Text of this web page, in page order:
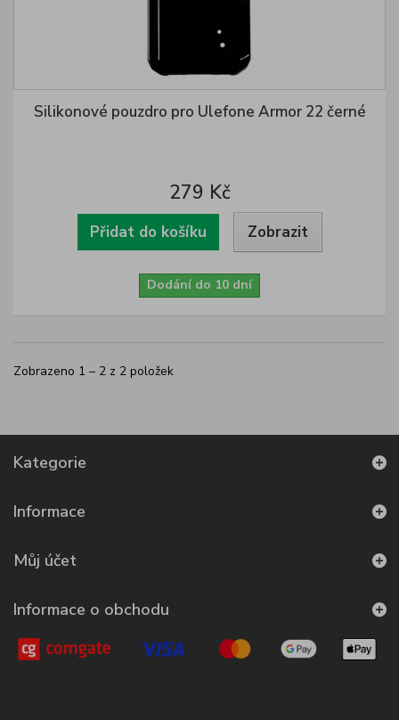
Silikonové pouzdro pro Ulefone Armor 22 černé
279 Kč
Přidat do košíku Zobrazit
Dodání do 10 dní
Zobrazeno 1 – 2 z 2 položek
Kategorie
Informace
Můj účet
Informace o obchodu